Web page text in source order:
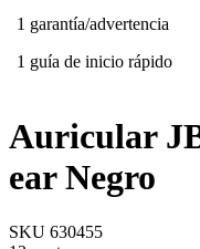
1 garantía/advertencia
1 guía de inicio rápido
Auricular
ear Negro
SKU 630455